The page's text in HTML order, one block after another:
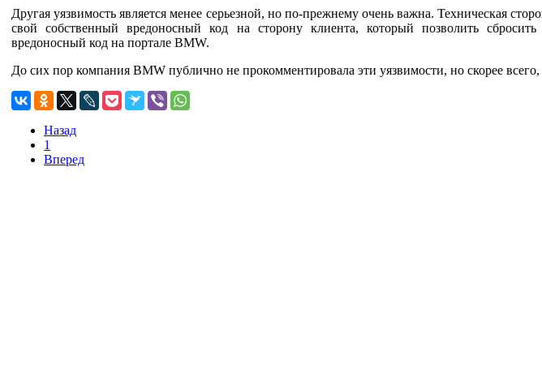
Другая уязвимость является менее серьезной, но по-прежнему очень важна. Техническая
свой собственный вредоносный код на сторону клиента, который позволить
вредоносный код на портале BMW.
До сих пор компания BMW публично не прокомментировала эти уязвимости, но скорее
Назад
1
Вперед